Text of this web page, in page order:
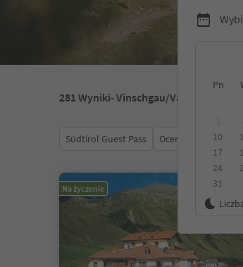
Pn
10
17
24
31
281 Wyniki- Vinschgau/Val Venosta
Südtirol Guest Pass Ocena
Na życzenie